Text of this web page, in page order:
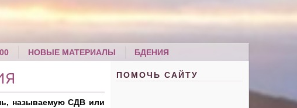
НОВЫЕ МАТЕРИАЛЫ БДЕНИЯ
называемую СДВ или
ПОМОЧЬ САЙТУ